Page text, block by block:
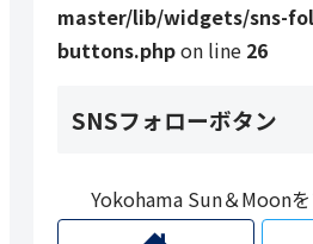
master/lib/widgets/sns-
buttons.phpon line 26
SNSフォローボタン
Yokohama Sun＆Moon